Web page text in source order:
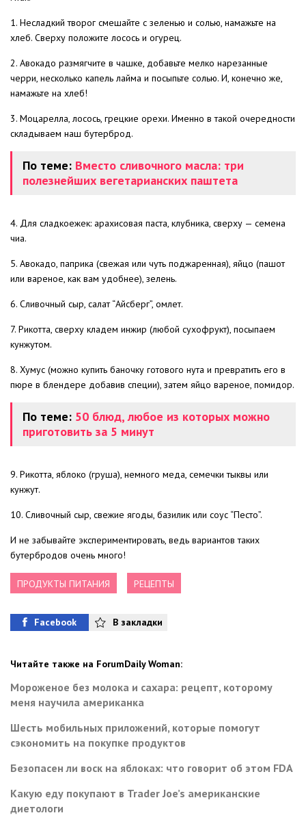
1. Несладкий творог смешайте с зеленью и солью, намажьте на
хлеб. Сверху положите лосось и огурец.
2. Авокадо размягчите в чашке, добавьте мелко нарезанные
черри, несколько капель лайма и посыпьте солью. И, конечно же,
намажьте на хлеб!
3. Моцарелла, лосось, грецкие орехи. Именно в такой очередности
складываем наш бутерброд.
По теме: Вместо сливочного масла: три
полезнейших вегетарианских паштета
4. Для сладкоежек: арахисовая паста, клубника, сверху — семена
чиа.
5. Авокадо, паприка (свежая или чуть поджаренная), яйцо (пашот
или вареное, как вам удобнее), зелень.
6. Сливочный сыр, салат “Айсберг”, омлет.
7. Рикотта, сверху кладем инжир (любой сухофрукт), посыпаем
кунжутом.
8. Хумус (можно купить баночку готового нута и превратить его в
пюре в блендере добавив специи), затем яйцо вареное, помидор.
По теме: 50 блюд, любое из которых можно
приготовить за 5 минут
9. Рикотта, яблоко (груша), немного меда, семечки тыквы или
кунжут.
10. Сливочный сыр, свежие ягоды, базилик или соус “Песто”.
И не забывайте экспериментировать, ведь вариантов таких
бутербродов очень много!
ПРОДУКТЫ ПИТАНИЯ РЕЦЕПТЫ
Facebook В закладки
Читайте также на ForumDaily Woman:
Мороженое без молока и сахара: рецепт, которому
меня научила американка
Шесть мобильных приложений, которые помогут
сэкономить на покупке продуктов
Безопасен ли воск на яблоках: что говорит об этом FDA
Какую еду покупают в Trader Joe’s американские
диетологи